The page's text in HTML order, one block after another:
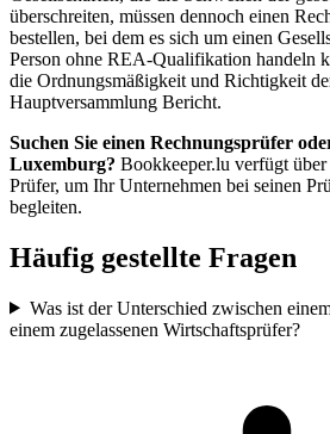
überschreiten, müssen dennoch einen
bestellen, bei dem es sich um einen
Person ohne REA-Qualifikation handeln
die Ordnungsmäßigkeit und Richtigkeit
Hauptversammlung Bericht.
Suchen Sie einen Rechnungsprüfer
Luxemburg? Bookkeeper.lu verfügt
Prüfer, um Ihr Unternehmen bei seinen
begleiten.
Häufig gestellte Fragen
Was ist der Unterschied zwischen
einem zugelassenen Wirtschaftsprüfer?